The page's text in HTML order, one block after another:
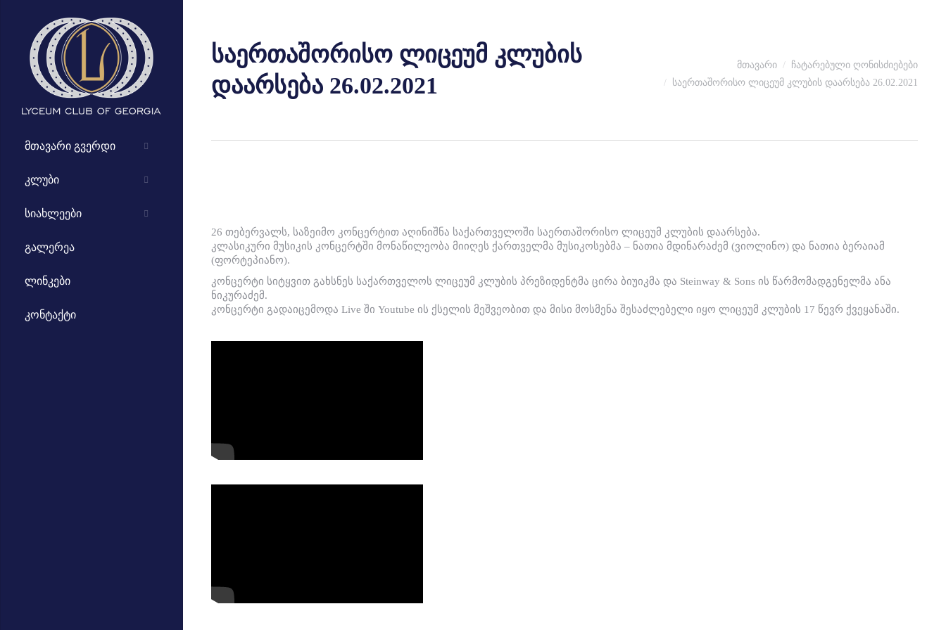
მთავარი გვერდი
კლუბი
სიახლეები
გალერეა
ლინკები
კონტაქტი
საერთაშორისო ლიცეუმ კლუბის
დაარსება 26.02.2021
მთავარი
ჩატარებული ღონისძიებები
საერთაშორისო ლიცეუმ კლუბის დაარსება 26.02.2021
26 თებერვალს, საზეიმო კონცერტით აღინიშნა საქართველოში საერთაშორისო ლიცეუმ კლუბის დაარსება.
კლასიკური მუსიკის კონცერტში მონაწილეობა მიიღეს ქართველმა მუსიკოსებმა – ნათია მდინარაძემ (ვიოლინო) და ნათია ბერაიამ
(ფორტეპიანო).
კონცერტი სიტყვით გახსნეს საქართველოს ლიცეუმ კლუბის პრეზიდენტმა ცირა ბიუიკმა და Steinway & Sons ის წარმომადგენელმა ანა
ნიკურაძემ.
კონცერტი გადაიცემოდა Live ში Youtube ის ქსელის მეშვეობით და მისი მოსმენა შესაძლებელი იყო ლიცეუმ კლუბის 17 წევრ ქვეყანაში.